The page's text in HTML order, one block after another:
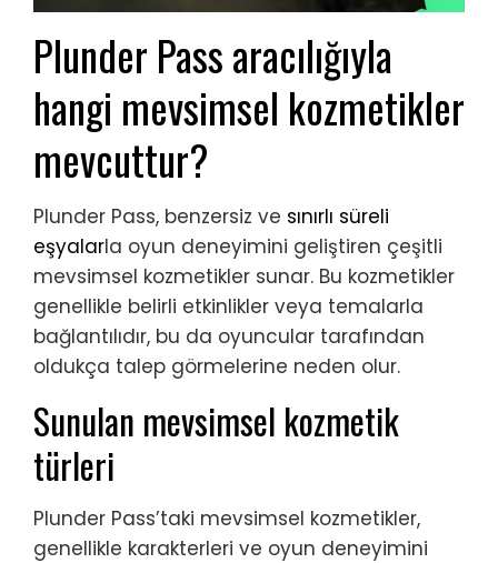
Plunder Pass aracılığıyla
hangi mevsimsel kozmetikler
mevcuttur?
Plunder Pass, benzersiz ve sınırlı süreli
eşyalarla oyun deneyimini geliştiren çeşitli
mevsimsel kozmetikler sunar. Bu kozmetikler
genellikle belirli etkinlikler veya temalarla
bağlantılıdır, bu da oyuncular tarafından
oldukça talep görmelerine neden olur.
Sunulan mevsimsel kozmetik
türleri
Plunder Pass’taki mevsimsel kozmetikler,
genellikle karakterleri ve oyun deneyimini